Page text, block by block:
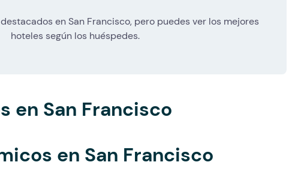
en San Francisco, pero puedes ver los mejores
hoteles según los huéspedes.
en San Francisco
en San Francisco